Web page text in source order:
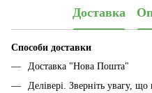
Доставка
Способи доставки
Доставка "Нова Пошта"
Делівері. Зверніть увагу,